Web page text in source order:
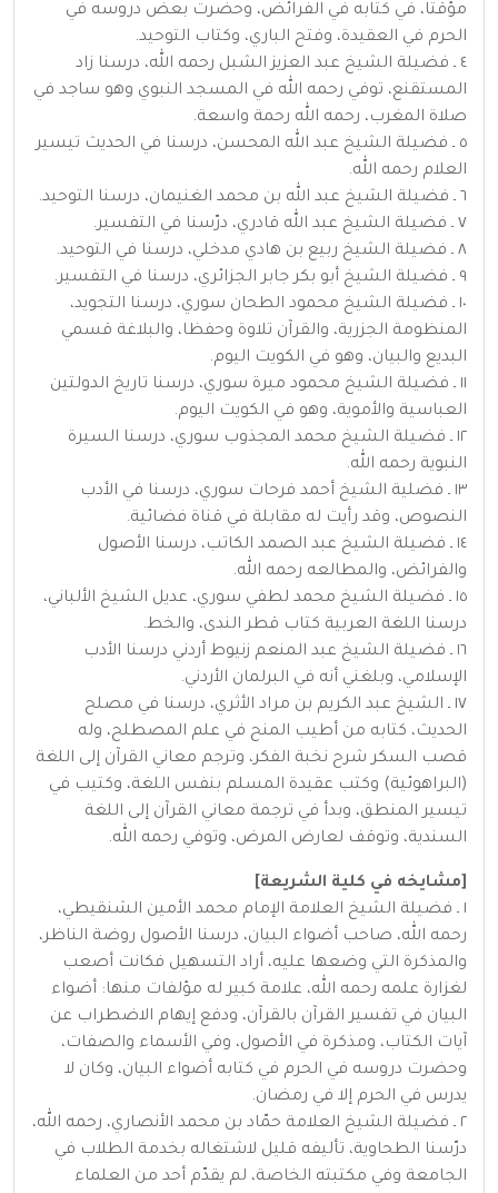
مؤقتا، في كتابه في الفرائض، وحضرت بعض دروسه في
الحرم في العقيدة، وفتح الباري، وكتاب التوحيد.
٤ ـ فضيلة الشيخ عبد العزيز الشبل رحمه الله، درسنا زاد
المستقنع، توفي رحمه الله في المسجد النبوي وهو ساجد في
صلاة المغرب، رحمه الله رحمة واسعة.
٥ ـ فضيلة الشيخ عبد الله المحسن، درسنا في الحديث تيسير
العلام رحمه الله.
٦ ـ فضيلة الشيخ عبد الله بن محمد الغنيمان، درسنا التوحيد.
٧ ـ فضيلة الشيخ عبد الله قادري، درّسنا في التفسير.
٨ ـ فضيلة الشيخ ربيع بن هادي مدخلي، درسنا في التوحيد.
٩ ـ فضيلة الشيخ أبو بكر جابر الجزائري، درسنا في التفسير.
١٠ ـ فضيلة الشيخ محمود الطحان سوري، درسنا التجويد،
المنظومة الجزرية، والقرآن تلاوة وحفظا، والبلاغة قسمي
البديع والبيان، وهو في الكويت اليوم.
١١ ـ فضيلة الشيخ محمود ميرة سوري، درسنا تاريخ الدولتين
العباسية والأموية، وهو في الكويت اليوم.
١٢ ـ فضيلة الشيخ محمد المجذوب سوري، درسنا السيرة
النبوية رحمه الله.
١٣ ـ فضلية الشيخ أحمد فرحات سوري، درسنا في الأدب
النصوص، وقد رأيت له مقابلة في قناة فضائية.
١٤ ـ فضيلة الشيخ عبد الصمد الكاتب، درسنا الأصول
والفرائض، والمطالعه رحمه الله.
١٥ ـ فضيلة الشيخ محمد لطفي سوري، عديل الشيخ الألباني،
درسنا اللغة العربية كتاب قطر الندى، والخط.
١٦ ـ فضيلة الشيخ عبد المنعم زنيوط أردني درسنا الأدب
الإسلامي، وبلغني أنه في البرلمان الأردني.
١٧ ـ الشيخ عبد الكريم بن مراد الأثري، درسنا في مصلح
الحديث، كتابه من أطيب المنح في علم المصطلح، وله
قصب السكر شرح نخبة الفكر، وترجم معاني القرآن إلى اللغة
(البراهوئية) وكتب عقيدة المسلم بنفس اللغة، وكتيب في
تيسير المنطق، وبدأ في ترجمة معاني القرآن إلى اللغة
السندية، وتوقف لعارض المرض، وتوفي رحمه الله.
[مشايخه في كلية الشريعة]
١ ـ فضيلة الشيخ العلامة الإمام محمد الأمين الشنقيطي،
رحمه الله، صاحب أضواء البيان، درسنا الأصول روضة الناظر،
والمذكرة التي وضعها عليه، أراد التسهيل فكانت أصعب
لغزارة علمه رحمه الله، علامة كبير له مؤلفات منها: أضواء
البيان في تفسير القرآن بالقرآن، ودفع إيهام الاضطراب عن
آيات الكتاب، ومذكرة في الأصول، وفي الأسماء والصفات،
وحضرت دروسه في الحرم في كتابه أضواء البيان، وكان لا
يدرس في الحرم إلا في رمضان.
٢ ـ فضيلة الشيخ العلامة حمّاد بن محمد الأنصاري، رحمه الله،
درّسنا الطحاوية، تأليفه قليل لاشتغاله بخدمة الطلاب في
الجامعة وفي مكتبته الخاصة، لم يقدّم أحد من العلماء